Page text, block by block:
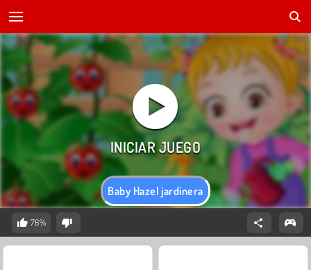
Baby Hazel jardinera
76%